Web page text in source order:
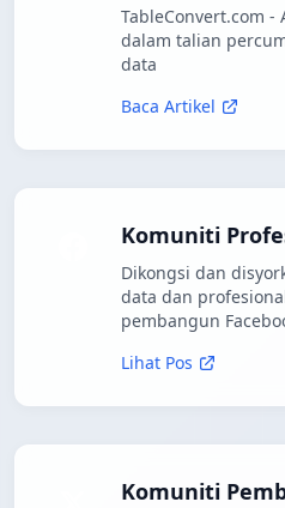
TableConvert.com
dalam talian
data
Baca Artikel
Komuniti
Dikongsi dan
data dan
pembangun
Lihat Pos
Komuniti